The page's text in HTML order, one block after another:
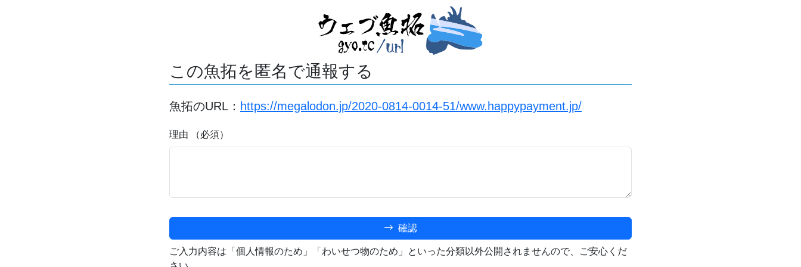
この魚拓を匿名で通報する
魚拓のURL： https://megalodon.jp/2020-0814-0014-51/www.happypayment.jp/
理由 （必須）
確認
ご入力内容は「個人情報のため」「わいせつ物のため」といった分類以外公開されませんので、ご安心くだ